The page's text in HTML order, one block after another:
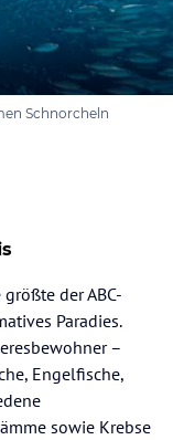
Schnorcheln
der ABC-
Paradies.
–
Engelfische,
sowie Krebse